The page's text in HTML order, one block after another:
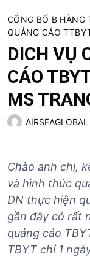
CÔNG BỐ B HÀNG
QUẢNG CÁO
DICH VỤ
CÁO
MS
Chào anh chị,
và hình thức
DN thực hiện
gần đây có rất
quảng cáo
TBYT chỉ 1